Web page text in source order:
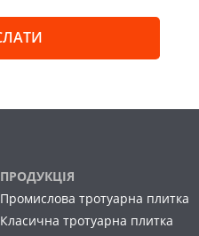
ПРОДУКЦІЯ
Промислова тротуарна плитка
Класична тротуарна плитка